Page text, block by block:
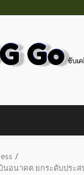
บินอนาคต ยกระดับประ